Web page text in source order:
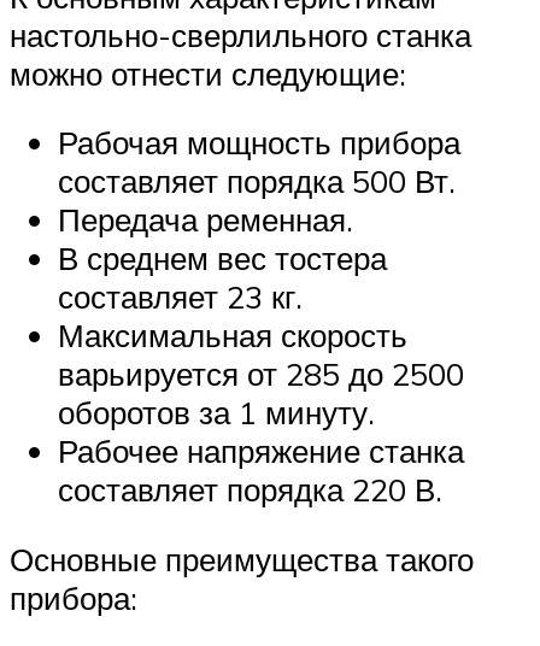
настольно-сверлильного станка
можно отнести следующие:
Рабочая мощность прибора
составляет порядка 500 Вт.
Передача ременная.
В среднем вес тостера
составляет 23 кг.
Максимальная скорость
варьируется от 285 до 2500
оборотов за 1 минуту.
Рабочее напряжение станка
составляет порядка 220 В.
Основные преимущества такого
прибора: